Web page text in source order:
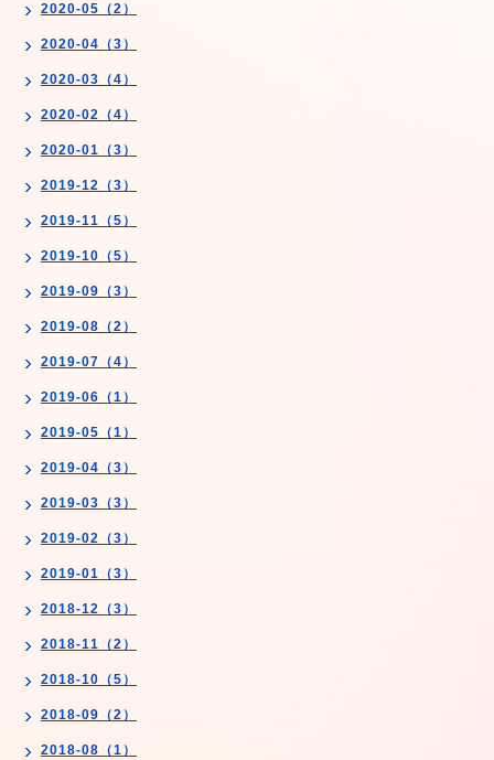
2020-05（2）
2020-04（3）
2020-03（4）
2020-02（4）
2020-01（3）
2019-12（3）
2019-11（5）
2019-10（5）
2019-09（3）
2019-08（2）
2019-07（4）
2019-06（1）
2019-05（1）
2019-04（3）
2019-03（3）
2019-02（3）
2019-01（3）
2018-12（3）
2018-11（2）
2018-10（5）
2018-09（2）
2018-08（1）